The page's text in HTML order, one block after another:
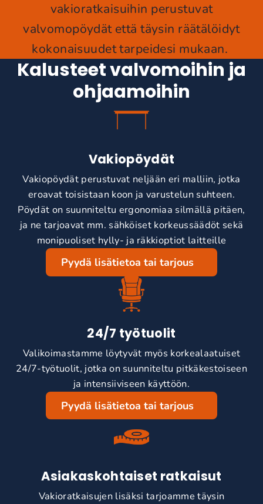
vakioratkaisuihin perustuvat
valvomopöydät että täysin räätälöidyt
kokonaisuudet tarpeidesi mukaan.
Kalusteet valvomoihin ja
ohjaamoihin
Vakiopöydät
Vakiopöydät perustuvat neljään eri malliin, jotka
eroavat toisistaan koon ja varustelun suhteen.
Pöydät on suunniteltu ergonomiaa silmällä pitäen,
ja ne tarjoavat mm. sähköiset korkeussäädöt sekä
monipuoliset hylly- ja räkkioptiot laitteille
Pyydä lisätietoa tai tarjous
24/7 työtuolit
Valikoimastamme löytyvät myös korkealaatuiset
24/7-työtuolit, jotka on suunniteltu pitkäkestoiseen
ja intensiiviseen käyttöön.
Pyydä lisätietoa tai tarjous
Asiakaskohtaiset ratkaisut
Vakioratkaisujen lisäksi tarjoamme täysin